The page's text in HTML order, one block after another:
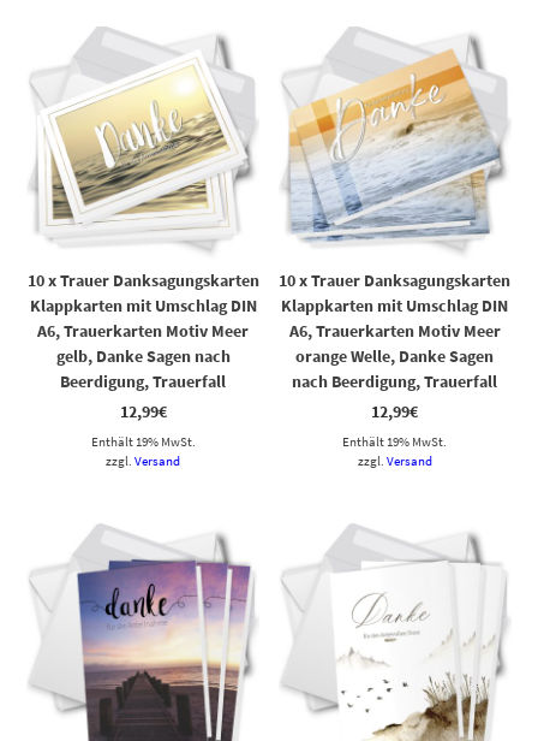
10 x Trauer Danksagungskarten
Klappkarten mit Umschlag DIN
A6, Trauerkarten Motiv Meer
gelb, Danke Sagen nach
Beerdigung, Trauerfall
12,99€
Enthält 19% MwSt.
zzgl.Versand
10 x Trauer Danksagungskarten
Klappkarten mit Umschlag DIN
A6, Trauerkarten Motiv Meer
orange Welle, Danke Sagen
nach Beerdigung, Trauerfall
12,99€
Enthält 19% MwSt.
zzgl. Versand